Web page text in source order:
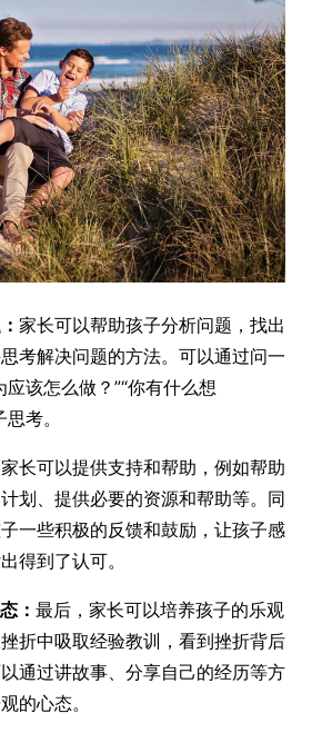
家长可以帮助孩子分析问题，找出
考解决问题的方法。可以通过问一
该怎么做？”“你有什么想
考。
家长可以提供支持和帮助，例如帮助
划、提供必要的资源和帮助等。同
一些积极的反馈和鼓励，让孩子感
得到了认可。
： 最后，家长可以培养孩子的乐观
折中吸取经验教训，看到挫折背后
通过讲故事、分享自己的经历等方
的心态。